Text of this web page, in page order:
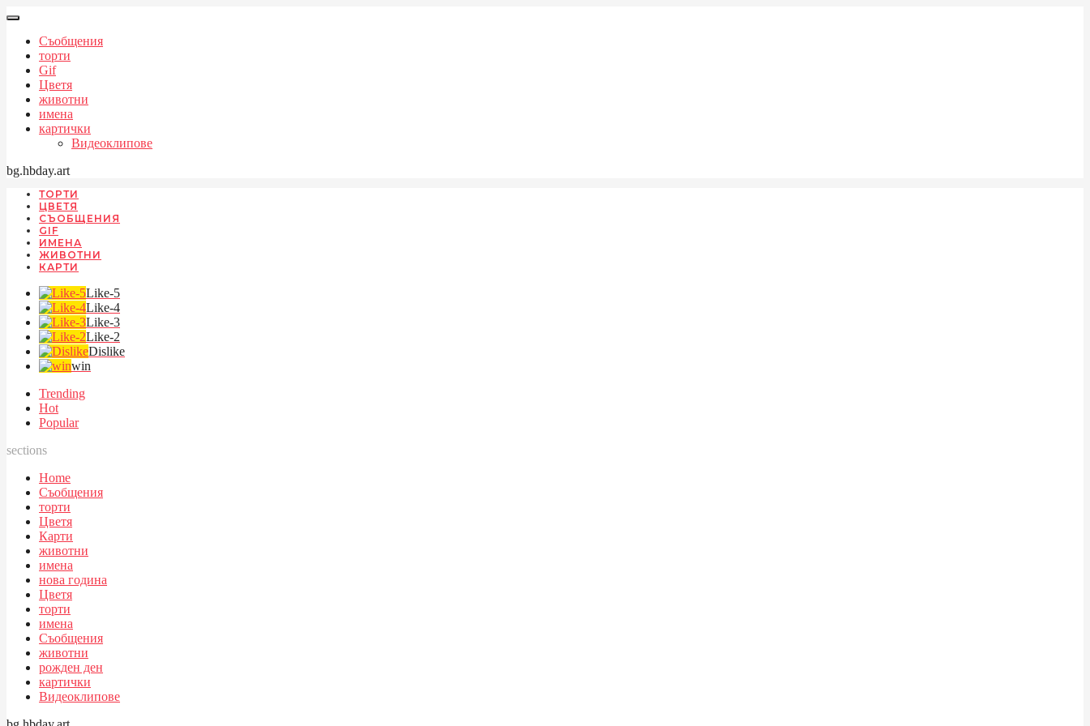
Съобщения
торти
Gif
Цветя
животни
имена
картички
Видеоклипове
bg.hbday.art
ТОРТИ
ЦВЕТЯ
СЪОБЩЕНИЯ
GIF
ИМЕНА
ЖИВОТНИ
КАРТИ
Like-5
Like-4
Like-3
Like-2
Dislike
win
Trending
Hot
Popular
sections
Home
Съобщения
торти
Цветя
Карти
животни
имена
нова година
Цветя
торти
имена
Съобщения
животни
рожден ден
картички
Видеоклипове